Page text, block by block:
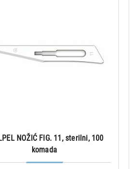
NOŽIĆ FIG. 11, sterilni, 100
komada